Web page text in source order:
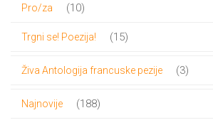
Pro/za 1010
Trgni se! Poezija! 1515
Živa Antologija francuske pezije 33
Najnovije 188188